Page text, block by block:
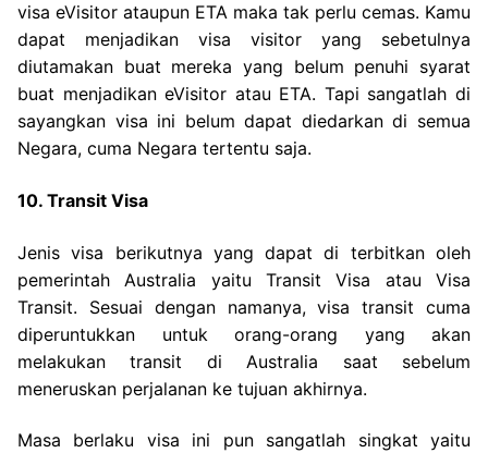
visa eVisitor ataupun ETA maka tak perlu cemas. Kamu
dapat menjadikan visa visitor yang sebetulnya
diutamakan buat mereka yang belum penuhi syarat
buat menjadikan eVisitor atau ETA. Tapi sangatlah di
sayangkan visa ini belum dapat diedarkan di semua
Negara, cuma Negara tertentu saja.
10. Transit Visa
Jenis visa berikutnya yang dapat di terbitkan oleh
pemerintah Australia yaitu Transit Visa atau Visa
Transit. Sesuai dengan namanya, visa transit cuma
diperuntukkan untuk orang-orang yang akan
melakukan transit di Australia saat sebelum
meneruskan perjalanan ke tujuan akhirnya.
Masa berlaku visa ini pun sangatlah singkat yaitu